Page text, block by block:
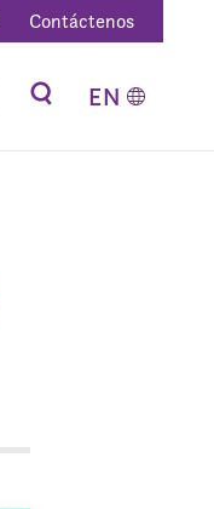
Contáctenos
EN